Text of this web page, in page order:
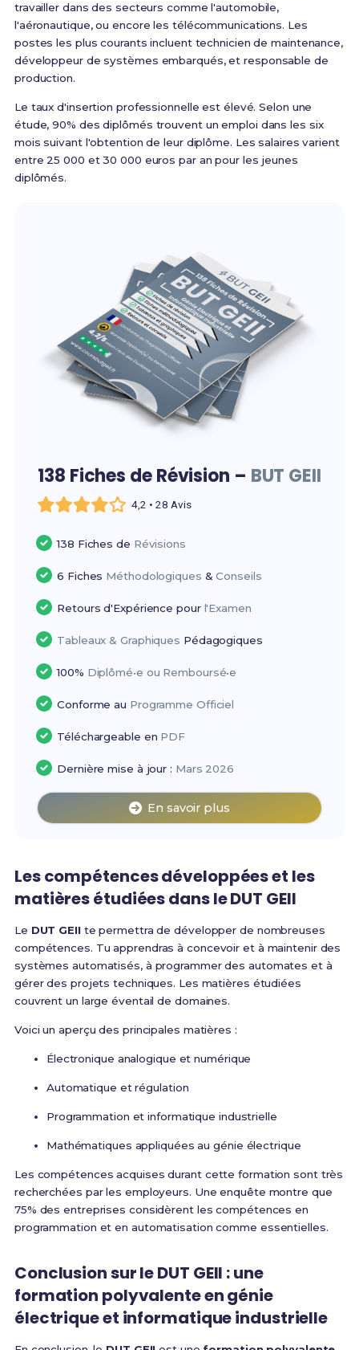
travailler dans des secteurs comme l'automobile,
l'aéronautique, ou encore les télécommunications. Les
postes les plus courants incluent technicien de maintenance,
développeur de systèmes embarqués, et responsable de
production.
Le taux d'insertion professionnelle est élevé. Selon une
étude, 90% des diplômés trouvent un emploi dans les six
mois suivant l'obtention de leur diplôme. Les salaires varient
entre 25 000 et 30 000 euros par an pour les jeunes
diplômés.
138 Fiches de Révision – BUT GEII
4,2 • 28 Avis
138 Fiches de Révisions
6 Fiches Méthodologiques &Conseils
Retours d'Expérience pour l'Examen
Tableaux & Graphiques Pédagogiques
100% Diplômé•e ou Remboursé•e
Conforme au Programme Officiel
Téléchargeable en PDF
Dernière mise à jour : Mars 2026
En savoir plus
Les compétences développées et les
matières étudiées dans le DUT GEII
Le DUT GEIIte permettra de développer de nombreuses
compétences. Tu apprendras à concevoir et à maintenir des
systèmes automatisés, à programmer des automates et à
gérer des projets techniques. Les matières étudiées
couvrent un large éventail de domaines.
Voici un aperçu des principales matières :
Électronique analogique et numérique
Automatique et régulation
Programmation et informatique industrielle
Mathématiques appliquées au génie électrique
Les compétences acquises durant cette formation sont très
recherchées par les employeurs. Une enquête montre que
75% des entreprises considèrent les compétences en
programmation et en automatisation comme essentielles.
Conclusion sur le DUT GEII : une
formation polyvalente en génie
électrique et informatique industrielle